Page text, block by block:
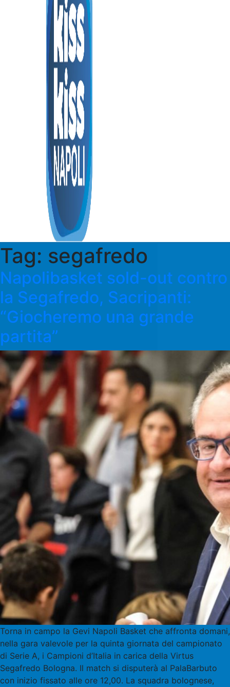
Tag: segafredo
Napolibasket sold-out contro
la Segafredo, Sacripanti:
“Giocheremo una grande
partita”
Torna in campo la Gevi Napoli Basket che affronta domani,
nella gara valevole per la quinta giornata del campionato
di Serie A, i Campioni d’Italia in carica della Virtus
Segafredo Bologna. Il match si disputerà al PalaBarbuto
con inizio fissato alle ore 12,00. La squadra bolognese,